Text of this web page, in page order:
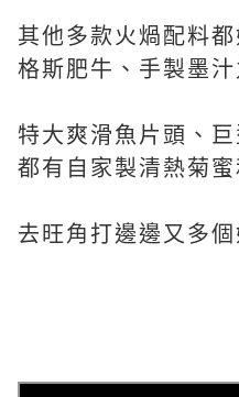
其他多款火煱配料
格斯肥牛、手製墨汁
特大爽滑魚片頭、
都有自家製清熱菊蜜
去旺角打邊邊又多個